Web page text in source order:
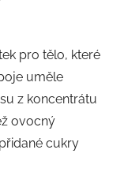
pro tělo, které
uměle
z koncentrátu
ovocný
cukry